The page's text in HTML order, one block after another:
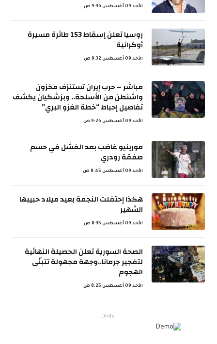
الأحد 09 أغسطس 9:36 ص
روسيا تعلن إسقاط 153 طائرة مسيرة
أوكرانية
الأحد 09 أغسطس 9:32 ص
مباشر – حرب إيران تستنزف مخزون
واشنطن من الأسلحة.. وبزشكيان يكشف
تفاصيل إحباط “خطة الغزو البري”
الأحد 09 أغسطس 9:26 ص
مورينيو غاضب بعد الفشل في حسم
صفقة رودري
الأحد 09 أغسطس 8:45 ص
هكذا إحتفلت النجمة بعيد ميلاد حبيبها
الشهير
الأحد 09 أغسطس 8:35 ص
الصحة السورية تعلن الحصيلة النهائية
لتفجير جرمانا..وجهة مجهولة تتبنّى
الهجوم
الأحد 09 أغسطس 8:25 ص
اعلانات